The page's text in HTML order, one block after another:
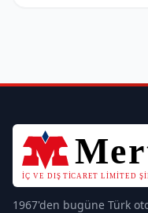
1967'den bugüne Türk